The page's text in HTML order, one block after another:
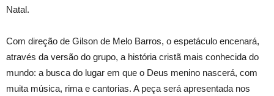
Natal.
Com direção de Gilson de Melo Barros, o espetáculo encenará,
através da versão do grupo, a história cristã mais conhecida do
mundo: a busca do lugar em que o Deus menino nascerá, com
muita música, rima e cantorias. A peça será apresentada nos